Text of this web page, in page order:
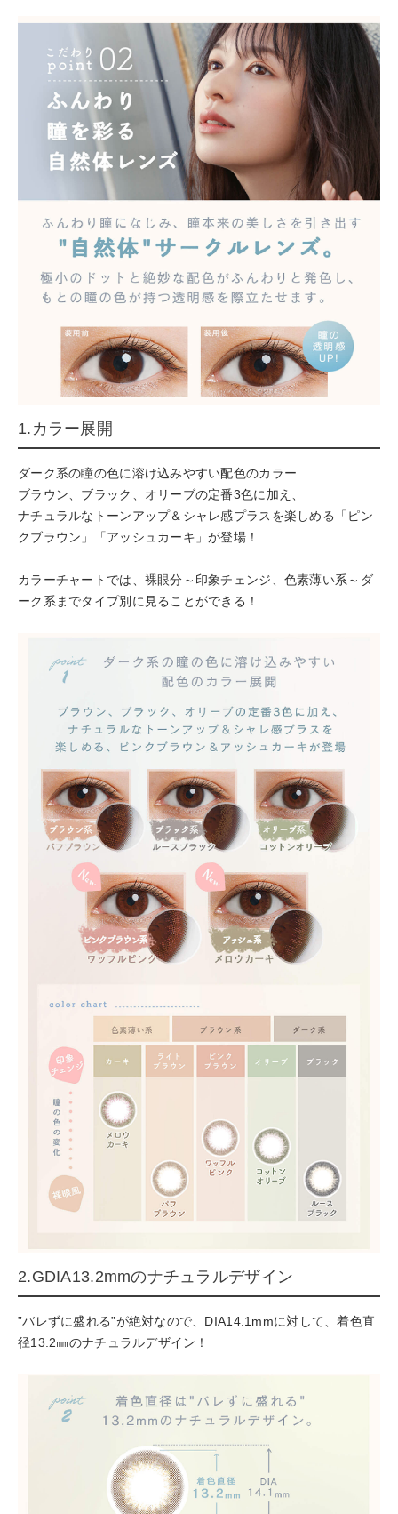
1.カラー展開
ダーク系の瞳の色に溶け込みやすい配色のカラー
ブラウン、ブラック、オリーブの定番3色に加え、
ナチュラルなトーンアップ＆シャレ感プラスを楽しめる「ピン
クブラウン」「アッシュカーキ」が登場！
カラーチャートでは、裸眼分～印象チェンジ、色素薄い系～ダ
ーク系までタイプ別に見ることができる！
2.GDIA13.2mmのナチュラルデザイン
”バレずに盛れる”が絶対なので、DIA14.1mmに対して、着色直
径13.2㎜のナチュラルデザイン！